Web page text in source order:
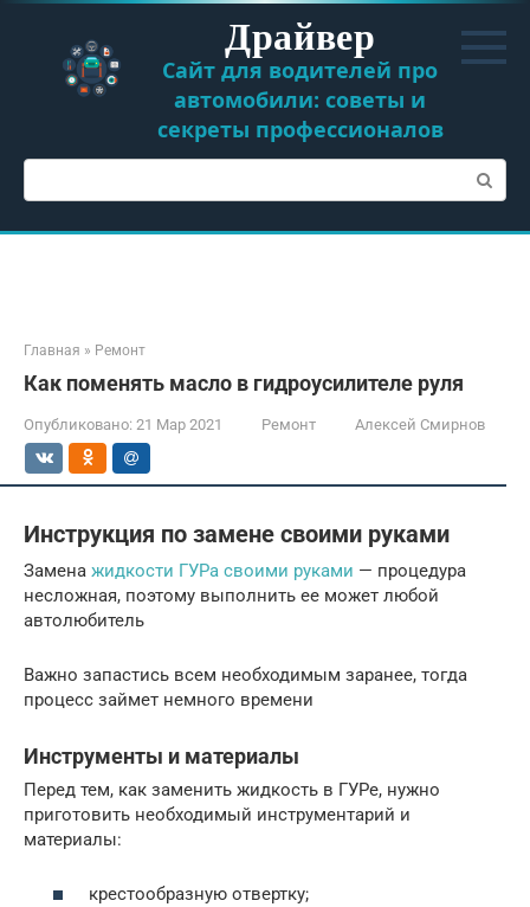
Перейти
контенту
Драйвер
Сайт для водителей про
автомобили: советы и
секреты профессионалов
Поиск:
Главная » Ремонт
Как поменять масло в гидроусилителе руля
Опубликовано: 21 Мар 2021 Ремонт Алексей Смирнов
Инструкция по замене своими руками
Замена жидкости ГУРа своими руками — процедура
несложная, поэтому выполнить ее может любой
автолюбитель
Важно запастись всем необходимым заранее, тогда
процесс займет немного времени
Инструменты и материалы
Перед тем, как заменить жидкость в ГУРе, нужно
приготовить необходимый инструментарий и
материалы:
крестообразную отвертку;